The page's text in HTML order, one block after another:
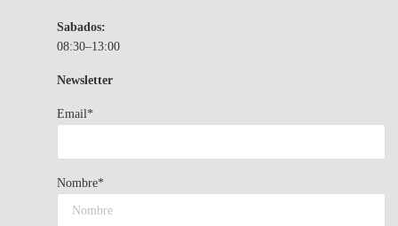
Sabados:
08:30–13:00
Newsletter
Email*
Nombre*